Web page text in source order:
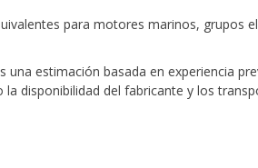
para motores marinos, grupos
una estimación basada en experiencia
disponibilidad del fabricante y los